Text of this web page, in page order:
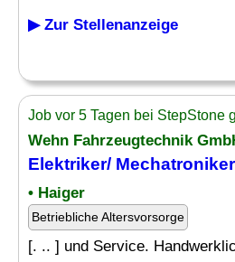
▶ Zur Stellenanzeige
Job vor 5 Tagen bei StepStone
Wehn Fahrzeugtechnik
Elektriker/ Mechatroniker
• Haiger
Betriebliche Altersvorsorge
[. .. ] und Service.